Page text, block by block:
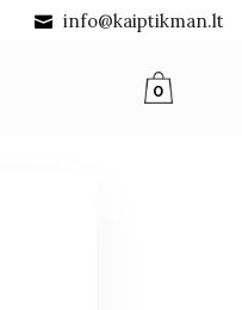
info@kaiptikman.lt
0